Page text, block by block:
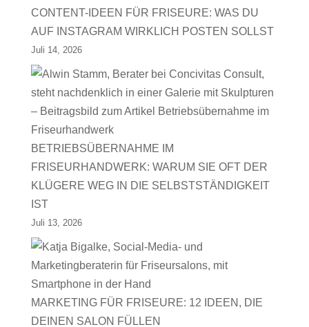
CONTENT-IDEEN FÜR FRISEURE: WAS DU
AUF INSTAGRAM WIRKLICH POSTEN SOLLST
Juli 14, 2026
BETRIEBSÜBERNAHME IM
FRISEURHANDWERK: WARUM SIE OFT DER
KLÜGERE WEG IN DIE SELBSTSTÄNDIGKEIT
IST
Juli 13, 2026
MARKETING FÜR FRISEURE: 12 IDEEN, DIE
DEINEN SALON FÜLLEN